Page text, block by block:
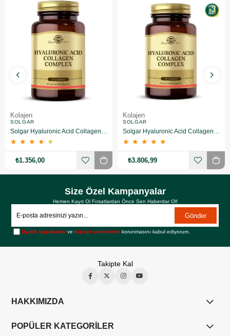
Kolajen
SOLGAR
Solgar Hyaluronic Acid Collagen Complex 30 Tablet
★ ★ ★ ★ ★
₺1.356,00
Kolajen
SOLGAR
Solgar Hyaluronic Acid Collagen Complex 30 Tablet 3 Adet
★ ★ ★ ★ ★
₺3.806,99
Size Özel Kampanyalar
Hemen Kayıt Ol Fırsatlardan Önce Sen Haberdar Ol!
Gönder
Üyelik koşullarını vekişisel verilerimin korunmasını kabul ediyorum.
Takipte Kal
HAKKIMIZDA
POPÜLER KATEGORİLER